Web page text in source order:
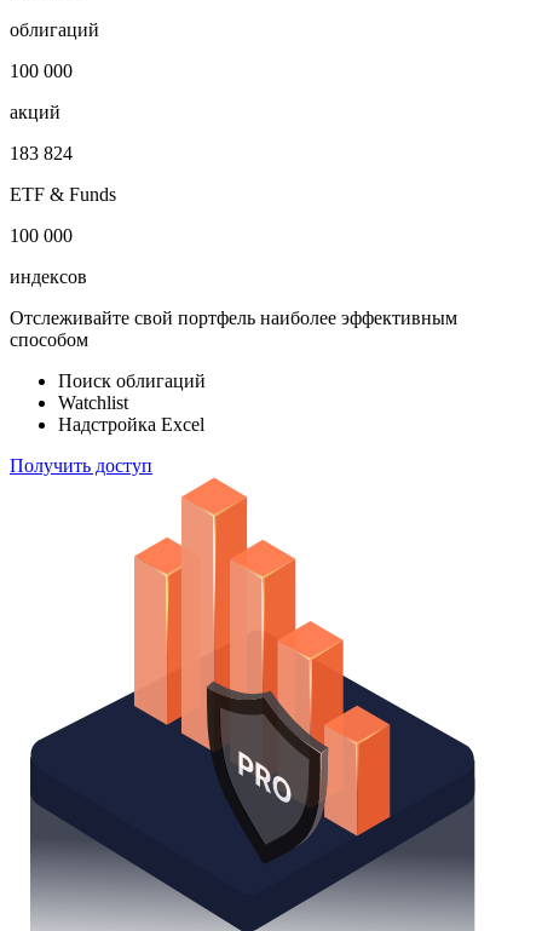
облигаций
100 000
акций
183 824
ETF & Funds
100 000
индексов
Отслеживайте свой портфель наиболее эффективным
способом
Поиск облигаций
Watchlist
Надстройка Excel
Получить доступ